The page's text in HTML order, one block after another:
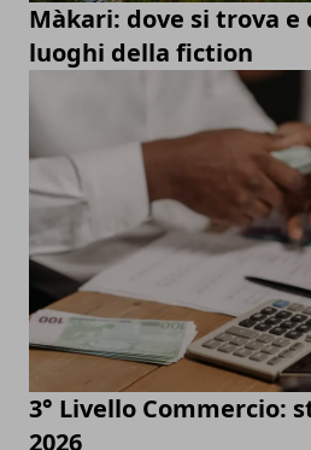
Màkari: dove si trova e
luoghi della fiction
3° Livello Commercio:
2026